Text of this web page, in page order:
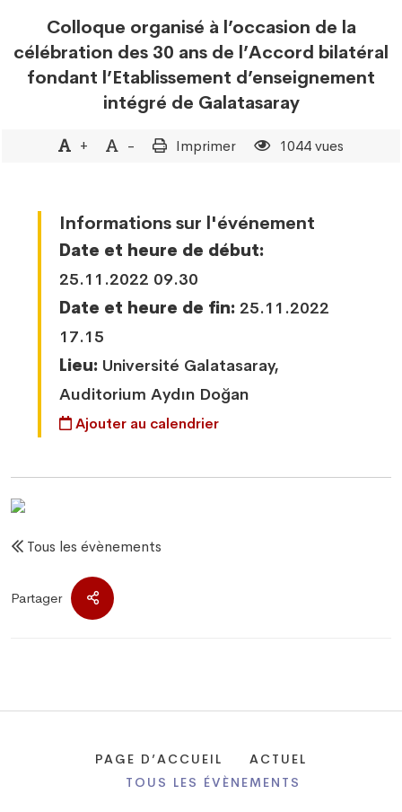
Colloque organisé à l’occasion de la
célébration des 30 ans de l’Accord bilatéral
fondant l’Etablissement d’enseignement
intégré de Galatasaray
+ - Imprimer 1044 vues
Informations sur l'événement
Date et heure de début:
25.11.2022 09.30
Date et heure de fin: 25.11.2022
17.15
Lieu: Université Galatasaray,
Auditorium Aydın Doğan
Ajouter au calendrier
Tous les évènements
Partager
PAGE D’ACCUEIL
ACTUEL
TOUS LES ÉVÈNEMENTS